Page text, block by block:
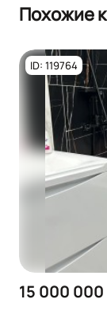
Похожие
ID: 119764
15 000